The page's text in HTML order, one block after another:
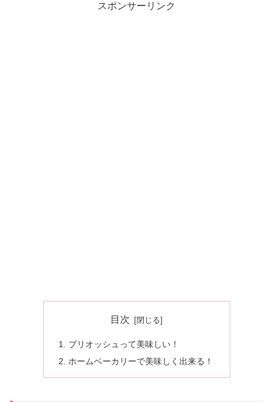
スポンサーリンク
目次
ブリオッシュって美味しい！
ホームベーカリーで美味しく出来る！